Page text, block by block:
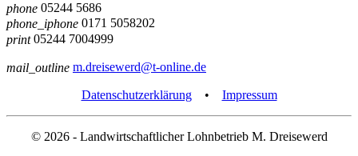
phone 05244 5686
phone_iphone 0171 5058202
print05244 7004999
mail_outline m.dreisewerd@t-online.de
Datenschutzerklärung• Impressum
© 2026- Landwirtschaftlicher Lohnbetrieb M. Dreisewerd